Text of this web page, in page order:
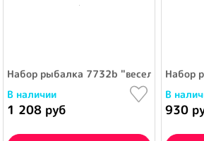
Набор рыбалка 7732b "веселые
В наличии
1 208 руб
Набор
В
930